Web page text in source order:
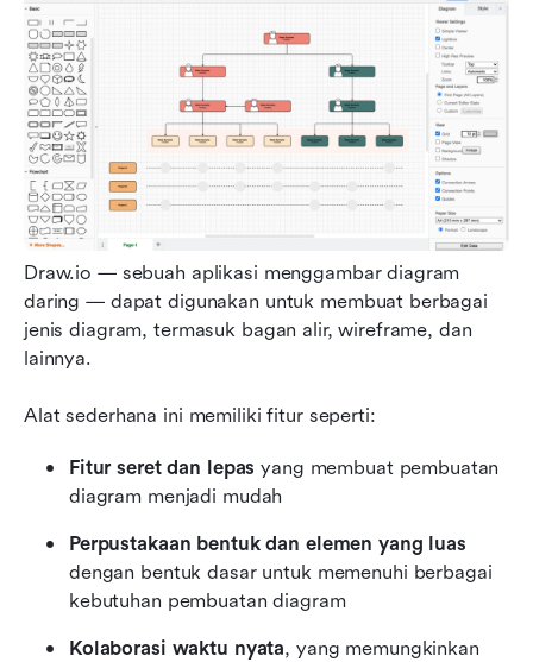
Draw.io — sebuah aplikasi menggambar diagram
daring — dapat digunakan untuk membuat berbagai
jenis diagram, termasuk bagan alir, wireframe, dan
lainnya.
Alat sederhana ini memiliki fitur seperti:
Fitur seret dan lepas yang membuat pembuatan
diagram menjadi mudah
Perpustakaan bentuk dan elemen yang luas
dengan bentuk dasar untuk memenuhi berbagai
kebutuhan pembuatan diagram
Kolaborasi waktu nyata, yang memungkinkan